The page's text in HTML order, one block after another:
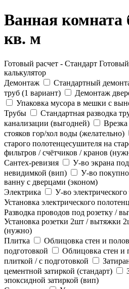
Ванная комната
кв. м
Готовый расчет - Стандарт
калькулятор
Демонтаж
Стандартный
труб (1 вариант)
Демонтаж
Упаковка мусора в мешки с
Трубы
Стандартная разводка
канализации (выгодней)
стояков гор/хол воды (желательно)
старого полотенцесушителя на
фильтров / счётчиков / кранов
Сантех-ревизия
У-во экрана
невидимкой (вип)
У-во
ванну с дверцами (эконом)
Электрика
У-во
Установка электрического
Разводка проводов под розетку /
Установка розетки 2шт / вытяжки
(нужно)
Плитка
Облицовка стен и
подготовкой
Облицовка стен и
плиткой / с подготовкой
цементной затиркой (стандарт)
эпоксидной затиркой (вип)